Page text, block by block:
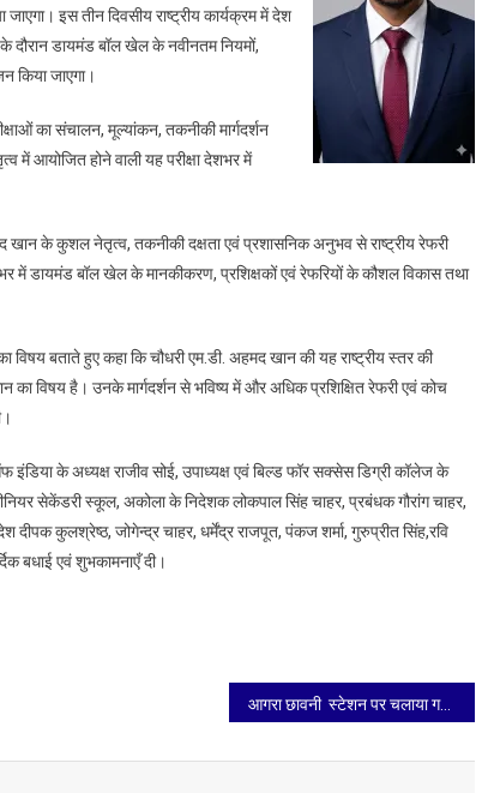
इस तीन दिवसीय राष्ट्रीय कार्यक्रम में देश
दौरान डायमंड बॉल खेल के नवीनतम नियमों,
किया जाएगा।
का संचालन, मूल्यांकन, तकनीकी मार्गदर्शन
में आयोजित होने वाली यह परीक्षा देशभर में
खान के कुशल नेतृत्व, तकनीकी दक्षता एवं प्रशासनिक अनुभव से राष्ट्रीय रेफरी
में डायमंड बॉल खेल के मानकीकरण, प्रशिक्षकों एवं रेफरियों के कौशल विकास तथा
विषय बताते हुए कहा कि चौधरी एम.डी. अहमद खान की यह राष्ट्रीय स्तर की
विषय है। उनके मार्गदर्शन से भविष्य में और अधिक प्रशिक्षित रेफरी एवं कोच
के अध्यक्ष राजीव सोई, उपाध्यक्ष एवं बिल्ड फॉर सक्सेस डिग्री कॉलेज के
सेकेंडरी स्कूल, अकोला के निदेशक लोकपाल सिंह चाहर, प्रबंधक गौरांग चाहर,
दीपक कुलश्रेष्ठ, जोगेन्द्र चाहर, धर्मेंद्र राजपूत, पंकज शर्मा, गुरुप्रीत सिंह,रवि
बधाई एवं शुभकामनाएँ दी।
आगरा छावनी स्टेशन पर चलाया गया किलाबंदी टिकट जांच अभियान 3.57 लाख जुर्माना वसूला